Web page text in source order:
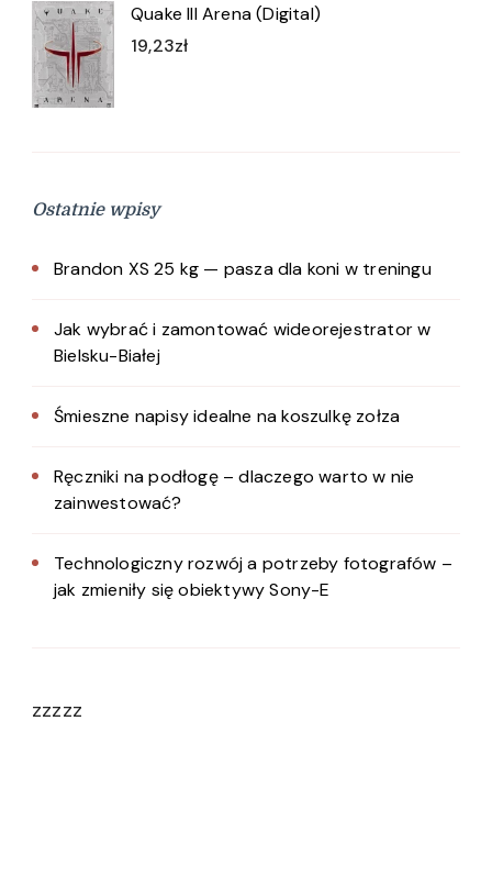
Quake III Arena (Digital)
19,23zł
Ostatnie wpisy
Brandon XS 25 kg — pasza dla koni w treningu
Jak wybrać i zamontować wideorejestrator w
Bielsku-Białej
Śmieszne napisy idealne na koszulkę zołza
Ręczniki na podłogę – dlaczego warto w nie
zainwestować?
Technologiczny rozwój a potrzeby fotografów –
jak zmieniły się obiektywy Sony-E
zzzzz